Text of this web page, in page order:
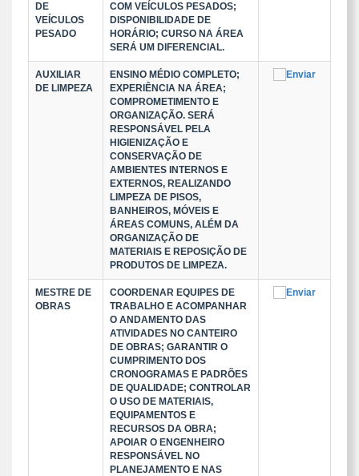
DE
VEÍCULOS
PESADO
COM VEÍCULOS PESADOS;
DISPONIBILIDADE DE
HORÁRIO; CURSO NA ÁREA
SERÁ UM DIFERENCIAL.
AUXILIAR
DE LIMPEZA
ENSINO MÉDIO COMPLETO;
EXPERIÊNCIA NA ÁREA;
COMPROMETIMENTO E
ORGANIZAÇÃO. SERÁ
RESPONSÁVEL PELA
HIGIENIZAÇÃO E
CONSERVAÇÃO DE
AMBIENTES INTERNOS E
EXTERNOS, REALIZANDO
LIMPEZA DE PISOS,
BANHEIROS, MÓVEIS E
ÁREAS COMUNS, ALÉM DA
ORGANIZAÇÃO DE
MATERIAIS E REPOSIÇÃO DE
PRODUTOS DE LIMPEZA.
MESTRE DE
OBRAS
COORDENAR EQUIPES DE
TRABALHO E ACOMPANHAR
O ANDAMENTO DAS
ATIVIDADES NO CANTEIRO
DE OBRAS; GARANTIR O
CUMPRIMENTO DOS
CRONOGRAMAS E PADRÕES
DE QUALIDADE; CONTROLAR
O USO DE MATERIAIS,
EQUIPAMENTOS E
RECURSOS DA OBRA;
APOIAR O ENGENHEIRO
RESPONSÁVEL NO
PLANEJAMENTO E NAS